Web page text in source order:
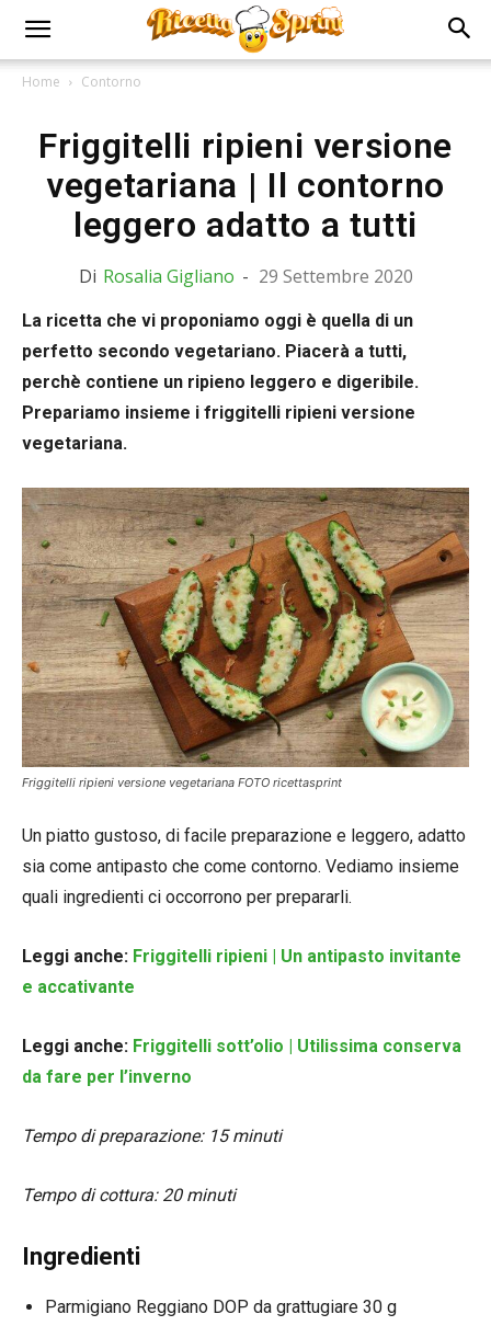
Home Contorno
Friggitelli ripieni versione
vegetariana | Il contorno
leggero adatto a tutti
Di Rosalia Gigliano - 29 Settembre 2020
La ricetta che vi proponiamo oggi è quella di un
perfetto secondo vegetariano. Piacerà a tutti,
perchè contiene un ripieno leggero e digeribile.
Prepariamo insieme i friggitelli ripieni versione
vegetariana.
Friggitelli ripieni versione vegetariana FOTO ricettasprint
Un piatto gustoso, di facile preparazione e leggero, adatto
sia come antipasto che come contorno. Vediamo insieme
quali ingredienti ci occorrono per prepararli.
Leggi anche: Friggitelli ripieni | Un antipasto invitante
e accativante
Leggi anche: Friggitelli sott’olio | Utilissima conserva
da fare per l’inverno
Tempo di preparazione: 15 minuti
Tempo di cottura: 20 minuti
Ingredienti
Parmigiano Reggiano DOP da grattugiare 30 g